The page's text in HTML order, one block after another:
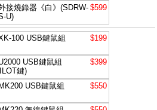
接燒錄器《白》(SDRW-
U)
$599
100 USB鍵鼠組 $199
USB鍵鼠組
鍵)
$399
USB鍵鼠組 $550